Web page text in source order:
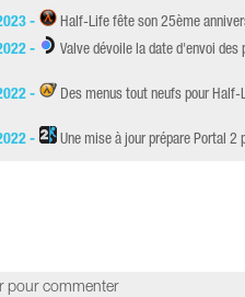
-
Half-Life fête son 25ème
-
Valve dévoile la date d'envoi des
-
Des menus tout neufs pour Half-
-
Une mise à jour prépare Portal 2
pour commenter